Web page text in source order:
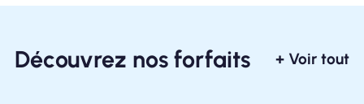
Découvrez nos forfaits + Voir tout